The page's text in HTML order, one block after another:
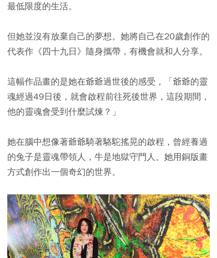
最低限度的生活。
但她並沒有放棄自己的夢想。她將自己在20歲創作的
代表作《四十九日》隨身攜帶，有機會就和人分享。
這幅作品畫的是她在爺爺過世後的感受，「爺爺的靈
魂經過49日後，就會啟程前往死後世界，這段期間，
他的靈魂會受到什麼試煉？」
她在腦中想像著爺爺騎著駱駝搖晃的啟程，曾經養過
的兔子是靈魂帶領人，牛是地獄守門人。她用銅版畫
方式創作出一個奇幻的世界。